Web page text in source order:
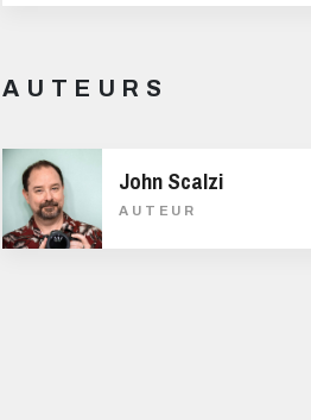
AUTEURS
John Scalzi
AUTEUR